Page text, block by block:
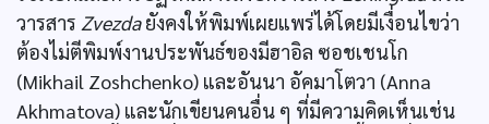
วารสาร Zvezdaยังคงให้พิมพ์เผยแพร่ได้โดยมีเงื่อนไขว่า
ต้องไม่ตีพิมพ์งานประพันธ์ของมีฮาอิล ซอชเชนโก
(Mikhail Zoshchenko) และอันนา อัคมาโตวา (Anna
Akhmatova) และนักเขียนคนอื่น ๆ ที่มีความคิดเห็นเช่น